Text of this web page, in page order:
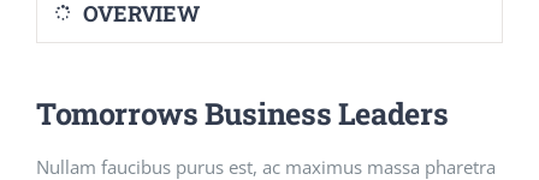
Courses
Events Calendar
OVERVIEW
Tomorrows Business Leaders
Nullam faucibus purus est, ac maximus massa pharetra